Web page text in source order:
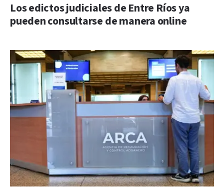
Los edictos judiciales de Entre Ríos ya
pueden consultarse de manera online